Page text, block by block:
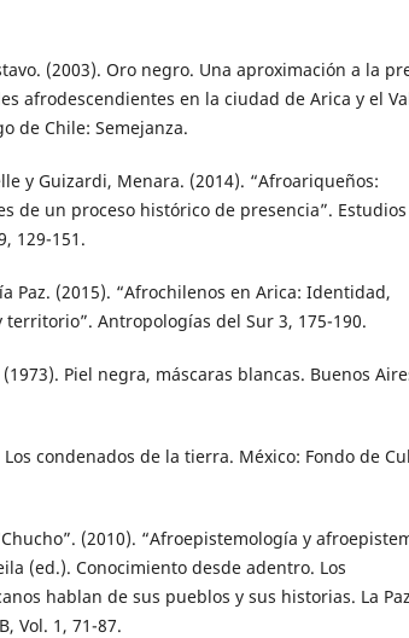
(2003). Oro negro. Una aproximación a la
afrodescendientes en la ciudad de Arica y el
de Chile: Semejanza.
y Guizardi, Menara. (2014). “Afroariqueños:
de un proceso histórico de presencia”. Estudios
129-151.
Paz. (2015). “Afrochilenos en Arica: Identidad,
territorio”. Antropologías del Sur 3, 175-190.
Piel negra, máscaras blancas. Buenos
Los condenados de la tierra. México: Fondo de
(2010). “Afroepistemología y
(ed.). Conocimiento desde adentro. Los
hablan de sus pueblos y sus historias. La
Vol. 1, 71-87.